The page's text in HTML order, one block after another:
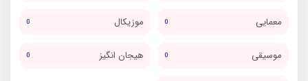
معمایی 0 موزیکال 0
موسیقی 0 هیجان انگیز 0